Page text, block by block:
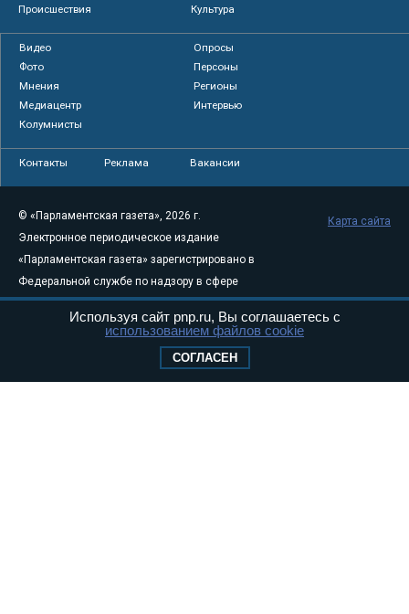
Происшествия
Культура
Видео
Опросы
Фото
Персоны
Мнения
Регионы
Медиацентр
Интервью
Колумнисты
Контакты Реклама Вакансии
© «Парламентская газета», 2026 г.
Электронное периодическое издание
«Парламентская газета» зарегистрировано в
Федеральной службе по надзору в сфере
связи, информационных технологий и
массовых коммуникаций (Роскомнадзор) 05
Свидетельство о регистрации Эл № ФС77-
Карта сайта
Используя сайт pnp.ru, Вы соглашаетесь с
использованием файлов cookie
СОГЛАСЕН